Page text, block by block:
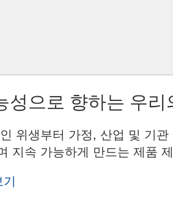
성으로 향하는 우
위생부터 가정, 산업 및 기
지속 가능하게 만드는 제품